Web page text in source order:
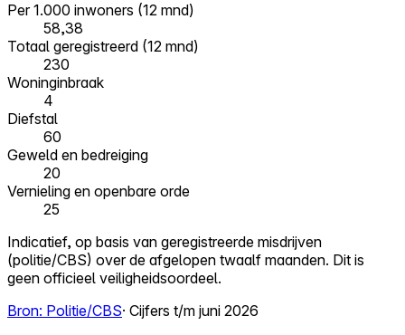
Per 1.000 inwoners (12 mnd)
58,38
Totaal geregistreerd (12 mnd)
230
Woninginbraak
4
Diefstal
60
Geweld en bedreiging
20
Vernieling en openbare orde
25
Indicatief, op basis van geregistreerde misdrijven
(politie/CBS) over de afgelopen twaalf maanden. Dit is
geen officieel veiligheidsoordeel.
Bron: Politie/CBS· Cijfers t/m juni 2026